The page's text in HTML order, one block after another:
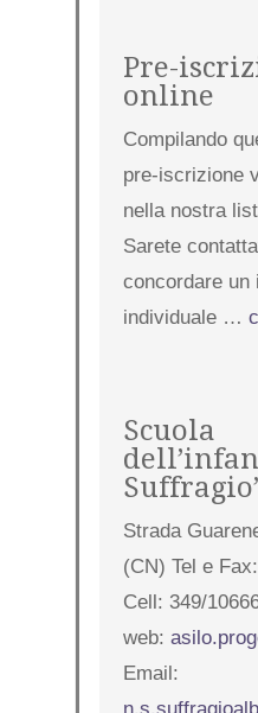
Pre-
online
Compilando
pre-iscrizione
nella nostra
Sarete
concordare un
individuale …
Scuola
Strada
(CN) Tel e
Cell: 349/
web:
Email: